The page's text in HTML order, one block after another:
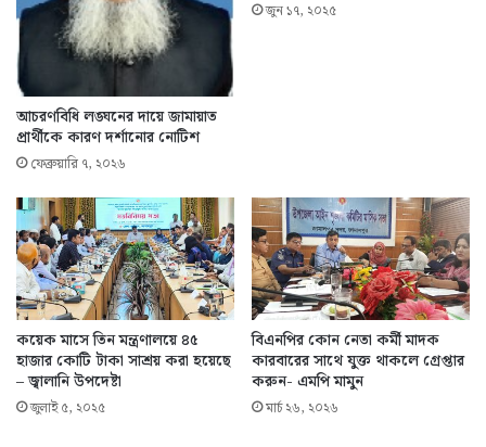
আচরণবিধি লঙ্ঘনের দায়ে জামায়াত
প্রার্থীকে কারণ দর্শানোর নোটিশ
ফেব্রুয়ারি ৭, ২০২৬
জুন ১৭, ২০২৫
কয়েক মাসে তিন মন্ত্রণালয়ে ৪৫
হাজার কোটি টাকা সাশ্রয় করা হয়েছে
– জ্বালানি উপদেষ্টা
জুলাই ৫, ২০২৫
বিএনপির কোন নেতা কর্মী মাদক
কারবারের সাথে যুক্ত থাকলে গ্রেপ্তার
করুন- এমপি মামুন
মার্চ ২৬, ২০২৬